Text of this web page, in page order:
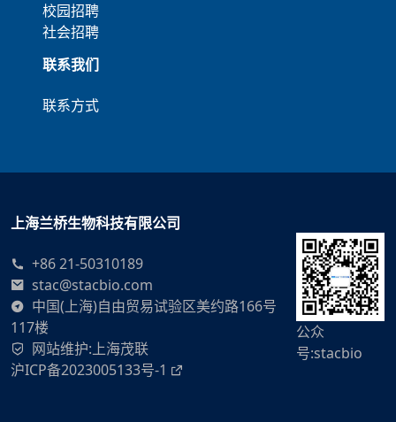
校园招聘
社会招聘
联系我们
联系方式
上海兰桥生物科技有限公司
+86 21-50310189
stac@stacbio.com
中国(上海)自由贸易试验区美约路166号
117楼
网站维护:上海茂联
沪ICP备2023005133号-1
公众
号:stacbio